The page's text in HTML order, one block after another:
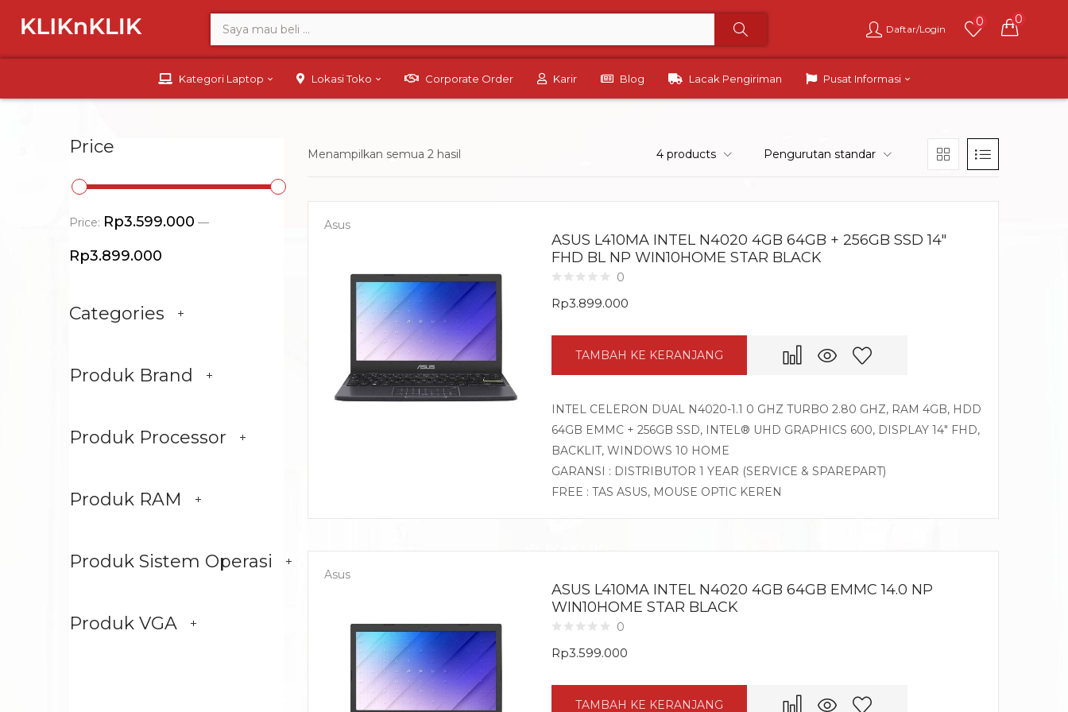
Daftar/Login
0 0
Kategori Laptop Lokasi Toko Corporate Order Karir Blog Lacak Pengiriman Pusat Informasi
Price
Price: Rp3.599.000 —
Rp3.899.000
Categories
Produk Brand
Produk Processor
Produk RAM
Produk Sistem Operasi
Produk VGA
Menampilkan semua 2 hasil 4 products Pengurutan standar
Asus
ASUS L410MA INTEL N4020 4GB 64GB + 256GB SSD 14″
FHD BL NP WIN10HOME STAR BLACK
0
Rp3.899.000
TAMBAH KE KERANJANG
INTEL CELERON DUAL N4020-1.1 0 GHZ TURBO 2.80 GHZ, RAM 4GB, HDD
64GB EMMC + 256GB SSD, INTEL® UHD GRAPHICS 600, DISPLAY 14″ FHD,
BACKLIT, WINDOWS 10 HOME
GARANSI : DISTRIBUTOR 1 YEAR (SERVICE & SPAREPART)
FREE : TAS ASUS, MOUSE OPTIC KEREN
Asus
ASUS L410MA INTEL N4020 4GB 64GB EMMC 14.0 NP
WIN10HOME STAR BLACK
0
Rp3.599.000
TAMBAH KE KERANJANG